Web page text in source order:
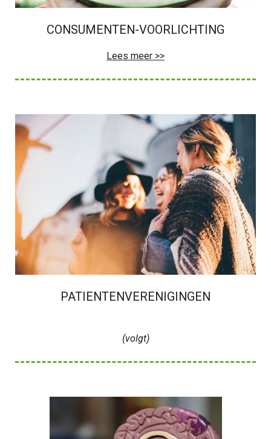
CONSUMENTEN-VOORLICHTING
Lees meer >>
PATIENTENVERENIGINGEN
(volgt)